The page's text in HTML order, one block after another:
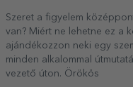
Szeret a figyelem
van? Miért ne lehetne ez a
ajándékozzon neki egy
minden alkalommal
vezető úton. Örökös